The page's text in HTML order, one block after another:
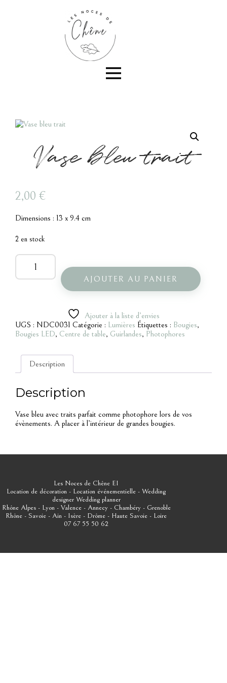
Vase bleu trait
2,00 €
Dimensions : 13 x 9.4 cm
2 en stock
quantité
Vase
AJOUTER AU PANIER
Ajouter à la liste d’envies
UGS : NDC0031 Catégorie : Lumières Étiquettes : Bougies,
Bougies LED, Centre de table, Guirlandes, Photophores
Description
Description
Vase bleu avec traits parfait comme photophore lors de vos
évènements. A placer à l’intérieur de grandes bougies.
Les Noces de Chêne EI
Location de décoration - Location événementielle - Wedding
designer Wedding planner
Rhône Alpes - Lyon - Valence - Annecy - Chambéry - Grenoble
Rhône - Savoie - Ain - Isère - Drôme - Haute Savoie - Loire
07 67 55 50 62